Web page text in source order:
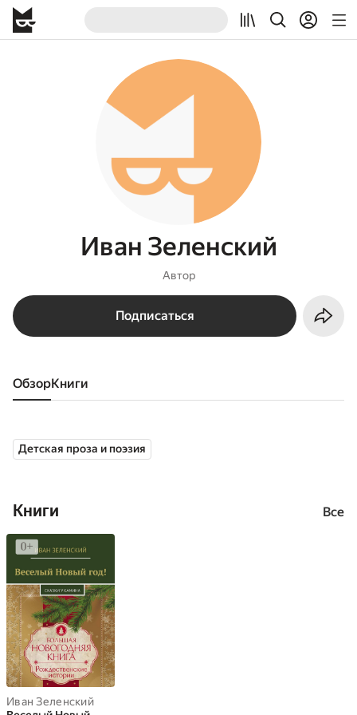
Иван Зеленский
Автор
Подписаться
Обзор книги
Детская проза и поэзия
Книги Все
Иван Зеленский